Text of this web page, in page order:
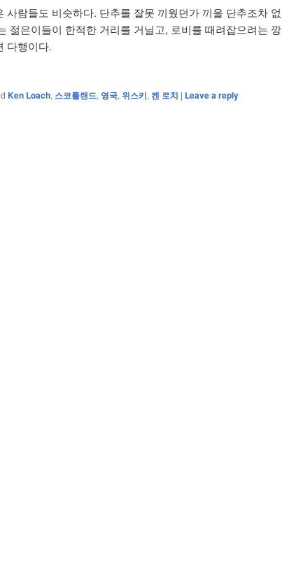
사람들도 비슷하다. 단추를 잘못 끼웠던가 끼울 단추조차 없
젊은이들이 한적한 거리를 거닐고, 로비를 때려잡으려는 깡
다행이다.
Ken Loach, 스코틀랜드, 영국, 위스키, 켄 로치 | Leave a reply